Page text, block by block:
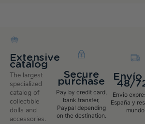
Extensive
catalog
The largest
specialized
catalog of
collectible
dolls and
accessories.
Secure
purchase
Pay by credit card,
bank transfer,
Paypal depending
on the destination.
Envío
48/
Envio
España y
mundo